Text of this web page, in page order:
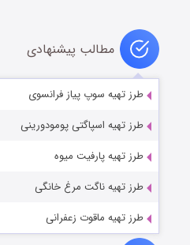
مطالب پیشنهادی
طرز تهیه سوپ پیاز فرانسوی
طرز تهیه اسپاگتی پومودورینی
طرز تهیه پارفیت میوه
طرز تهیه ناگت مرغ خانگی
طرز تهیه ماقوت زعفرانی